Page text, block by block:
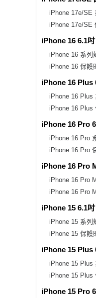
iPhone 17e/SE
iPhone 17e/SE
iPhone 16 6.1吋
iPhone 16 系列
iPhone 16 保護
iPhone 16 Plus
iPhone 16 Plus
iPhone 16 Plus
iPhone 16 Pro
iPhone 16 Pro
iPhone 16 Pro
iPhone 16 Pro
iPhone 16 Pro
iPhone 16 Pro
iPhone 15 6.1吋
iPhone 15 系列
iPhone 15 保護
iPhone 15 Plus
iPhone 15 Plus
iPhone 15 Plus
iPhone 15 Pro